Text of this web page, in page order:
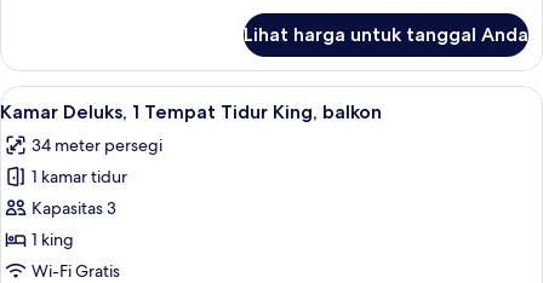
Kamar
Twin
Deluks,
Lihat harga untuk tanggal Anda
Lihat
semua
foto
untuk
Kamar
Deluks,
1
Minibar, brankas, meja kerja, dan
6
Kamar Deluks, 1 Tempat Tidur King, balkon
34 meter persegi
1 kamar tidur
Kapasitas 3
1 king
Wi-Fi Gratis